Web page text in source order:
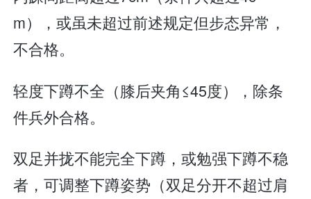
m），或虽未超过前述规定但步态异常，
不合格。
轻度下蹲不全（膝后夹角≤45度），除条
件兵外合格。
双足并拢不能完全下蹲，或勉强下蹲不稳
者，可调整下蹲姿势（双足分开不超过肩